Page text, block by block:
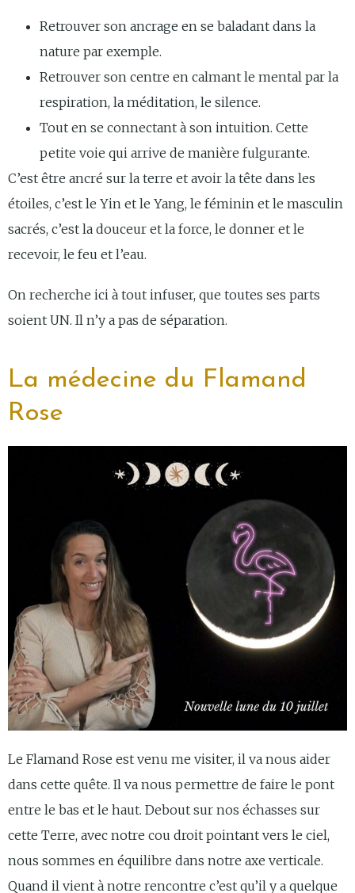
Retrouver son ancrage en se baladant dans la
nature par exemple.
Retrouver son centre en calmant le mental par la
respiration, la méditation, le silence.
Tout en se connectant à son intuition. Cette
petite voie qui arrive de manière fulgurante.
C’est être ancré sur la terre et avoir la tête dans les
étoiles, c’est le Yin et le Yang, le féminin et le masculin
sacrés, c’est la douceur et la force, le donner et le
recevoir, le feu et l’eau.
On recherche ici à tout infuser, que toutes ses parts
soient UN. Il n’y a pas de séparation.
La médecine du Flamand
Rose
Le Flamand Rose est venu me visiter, il va nous aider
dans cette quête. Il va nous permettre de faire le pont
entre le bas et le haut. Debout sur nos échasses sur
cette Terre, avec notre cou droit pointant vers le ciel,
nous sommes en équilibre dans notre axe verticale.
Quand il vient à notre rencontre c’est qu’il y a quelque